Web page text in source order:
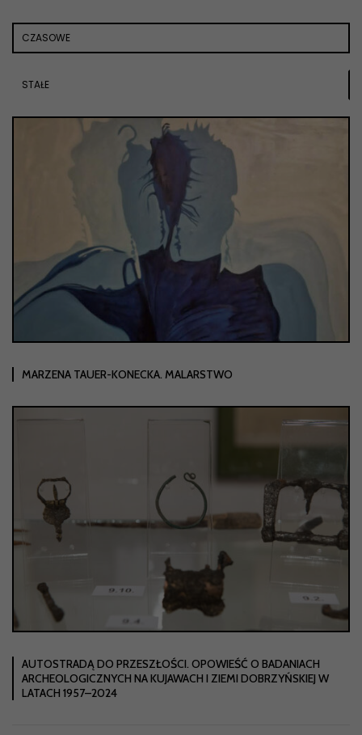
CZASOWE
STAŁE
MARZENA TAUER-KONECKA. MALARSTWO
AUTOSTRADĄ DO PRZESZŁOŚCI. OPOWIEŚĆ O BADANIACH
ARCHEOLOGICZNYCH NA KUJAWACH I ZIEMI DOBRZYŃSKIEJ W
LATACH 1957–2024